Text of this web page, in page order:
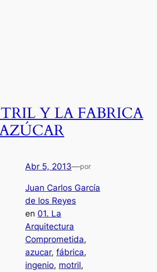
Y LA FABRICA
Abr 5, 2013—por
Juan Carlos García
de los Reyes
en 01. La
Arquitectura
Comprometida
azucar, fábrica
ingenio, motril